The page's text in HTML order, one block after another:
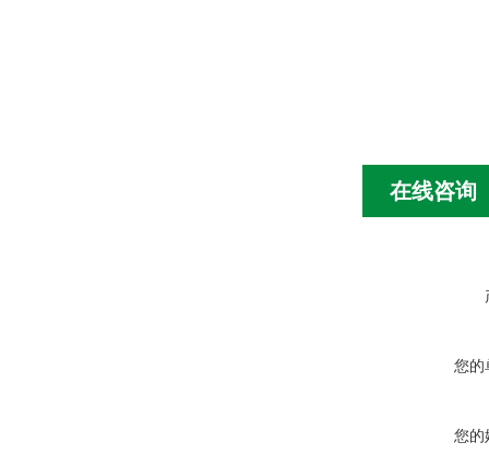
在线咨询
您的
您的